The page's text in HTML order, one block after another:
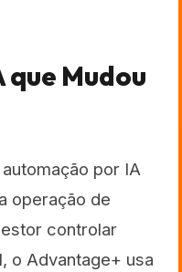
que Mudou
por IA
operação de
controlar
o Advantage+ usa